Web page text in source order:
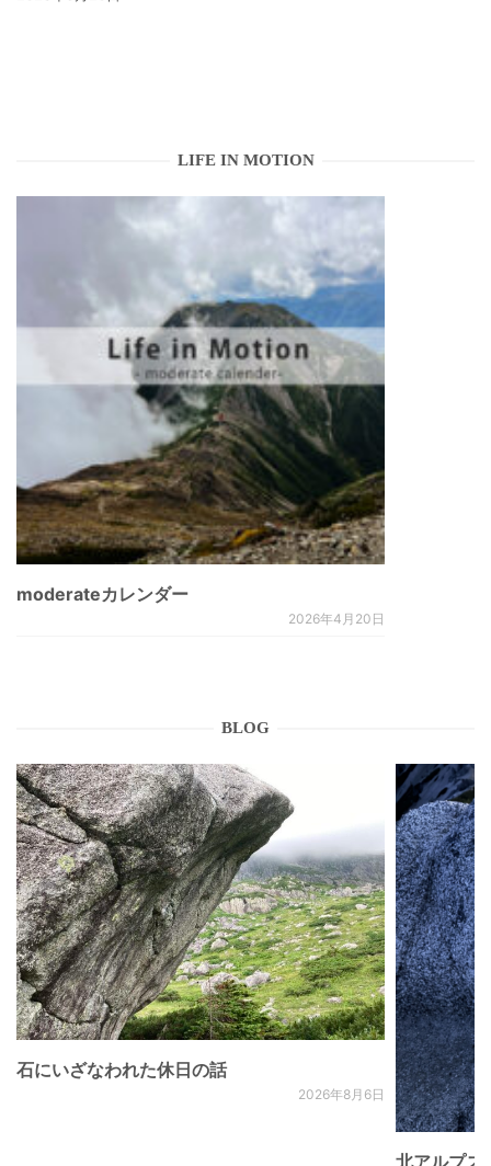
LIFE IN MOTION
moderateカレンダー
2026年4月20日
BLOG
石にいざなわれた休日の話
2026年8月6日